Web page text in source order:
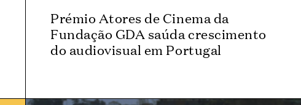
Prémio Atores de Cinema da
Fundação GDA saúda crescimento
do audiovisual em Portugal